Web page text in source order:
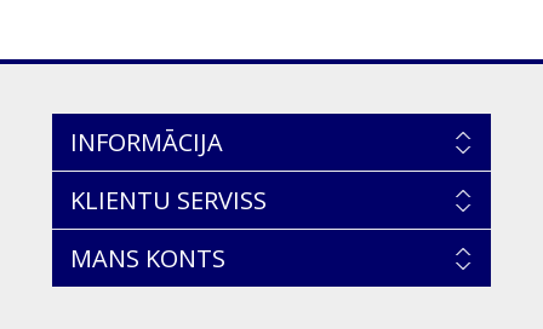
INFORMĀCIJA
KLIENTU SERVISS
MANS KONTS